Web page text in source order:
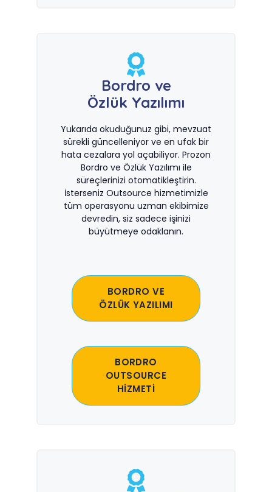
Bordro ve
Özlük Yazılımı
Yukarıda okuduğunuz gibi, mevzuat
sürekli güncelleniyor ve en ufak bir
hata cezalara yol açabiliyor. Prozon
Bordro ve Özlük Yazılımı ile
süreçlerinizi otomatikleştirin.
İsterseniz Outsource hizmetimizle
tüm operasyonu uzman ekibimize
devredin, siz sadece işinizi
büyütmeye odaklanın.
BORDRO VE
ÖZLÜK YAZILIMI
BORDRO
OUTSOURCE
HİZMETİ